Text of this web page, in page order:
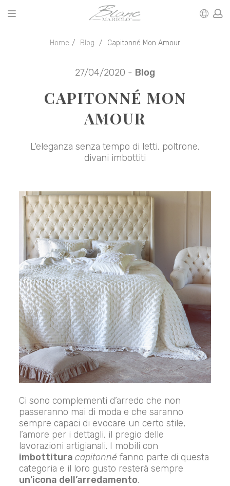
Home Blog Capitonné Mon Amour
27/04/2020 - Blog
CAPITONNÉ MON
AMOUR
L'eleganza senza tempo di letti, poltrone,
divani imbottiti
Ci sono complementi d’arredo che non
passeranno mai di moda e che saranno
sempre capaci di evocare un certo stile,
l’amore per i dettagli, il pregio delle
lavorazioni artigianali. I mobili con
imbottituracapitonné fanno parte di questa
categoria e il loro gusto resterà sempre
un’icona dell’arredamento.